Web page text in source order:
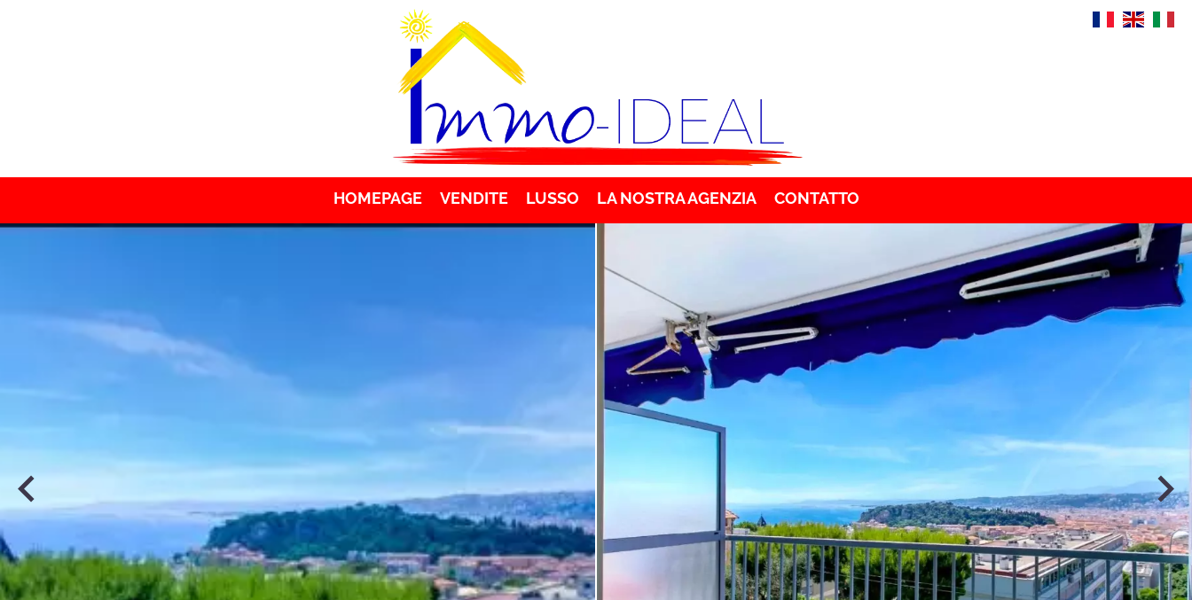
HOMEPAGE VENDITE LUSSO LA NOSTRA AGENZIA CONTATTO